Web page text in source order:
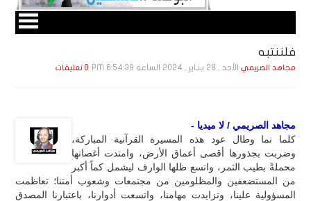
فلننتبه
مجاهد الصريمي الأحد , 28 يـنـاير , 2024 الساعة 6:54:39 PM 0 تعليقات
مجاهد الصريمي / لا ميديا -
كلما نما وطال عود هذه المسيرة القرآنية المباركة،
وضربت بجذورها أقصى أعماق الأرض، وامتدت أغصانها
محملةً بطيب الثمر، واتسع ظلها الوارف ليشمل كماً أكبر
من المستضعفين والمظلومين من مجتمعات وشعوب أمتنا؛ تعاظمت
المسؤولية علينا، وتزايدت مهامنا، واتسعت أدوارنا، باعتبارنا المصدق